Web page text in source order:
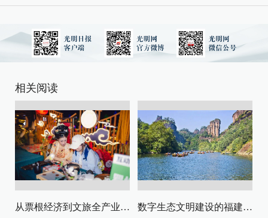
相关阅读
从票根经济到文旅全产业链升级 数字生态文明建设的福建路径与启示